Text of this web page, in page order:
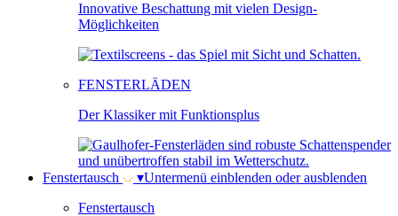
Innovative Beschattung mit vielen Design-
Möglichkeiten
FENSTERLÄDEN
Der Klassiker mit Funktionsplus
Fenstertausch ▾Untermenü einblenden oder ausblenden
Fenstertausch